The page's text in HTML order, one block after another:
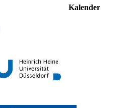
Kalender